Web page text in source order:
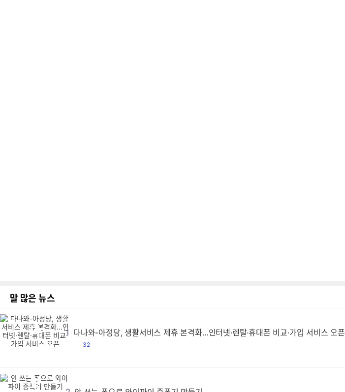
말 많은 뉴스
1 다나와-아정당, 생활서비스 제휴 본격화…인터넷·렌탈·휴대폰 비교·가입 서비스 오픈
댓
32
다
다
다
다
다
다
다
다
다
다
다
다
다
다
다
다
다
다
다
다
다
다
다
다
다
다
다
다
다
다
다
다
다
다
다
다
다
다
다
다
다
다
다
다
다
다
다
다
다
다
다
다
다
다
다
다
다
다
다
다
다
다
다
다
다
다
다
다
다
다
다
다
다
다
다
다
다
다
다
다
다
다
다
다
다
다
다
다
다
다
다
다
다
다
다
다
다
다
다
다
다
다
다
다
다
다
다
다
다
다
다
다
다
다
다
다
다
다
다
다
다
다
다
다
다
다
다
다
다
다
다
다
다
다
다
다
다
다
다
다
다
다
다
다
다
다
다
다
다
다
다
다
다
다
다
다
다
다
다
다
다
다
다
다
다
다
다
다
다
다
다
다
다
다
다
다
다
다
다
다
다
다
다
다
다
다
다
다
다
다
다
다
다
다
다
다
다
다
다
다
다
다
다
다
다
다
다
다
다
다
다
다
다
다
다
다
다
다
다
다
다
다
다
다
다
다
다
다
다
다
다
다
다
다
다
다
다
다
다
다
다
다
다
다
다
다
다
다
다
다
다
다
다
다
다
다
다
다
다
다
다
다
다
다
다
다
다
다
다
다
다
다
다
다
다
다
다
다
다
다
다
다
다
다
다
다
다
다
다
다
다
다
다
다
다
다
다
다
다
다
다
다
다
다
다
다
다
다
다
다
다
다
다
다
다
다
다
다
다
다
다
다
다
다
다
다
다
다
다
다
다
다
다
다
다
다
다
다
다
다
다
다
다
다
다
다
다
다
다
다
다
다
다
다
다
다
다
다
다
다
다
다
다
다
다
다
다
다
다
다
다
다
다
다
다
다
다
다
다
다
다
다
다
다
다
다
다
다
다
다
다
다
다
다
다
다
다
다
다
다
다
다
다
다
다
다
다
다
다
다
다
다
다
다
다
다
다
다
다
다
다
다
다
다
다
다
다
다
다
다
다
다
다
다
다
다
다
다
다
다
다
다
다
다
다
다
다
다
다
다
다
다
다
다
다
다
다
다
다
다
다
다
다
다
다
다
다
다
다
다
다
다
다
다
다
다
다
다
다
다
다
다
다
다
다
다
다
다
다
다
다
다
다
다
다
다
다
다
다
다
다
다
다
다
다
다
다
다
다
다
다
다
다
다
다
다
다
다
다
다
다
다
다
다
다
다
다
다
다
다
다
다
다
다
다
다
다
다
다
다
다
다
다
다
다
다
다
다
다
다
다
다
다
다
다
다
다
다
다
다
다
다
다
다
다
다
다
다
다
다
다
다
다
다
다
다
다
다
다
다
다
다
다
다
다
다
다
다
다
다
다
다
다
다
다
다
다
다
다
다
다
다